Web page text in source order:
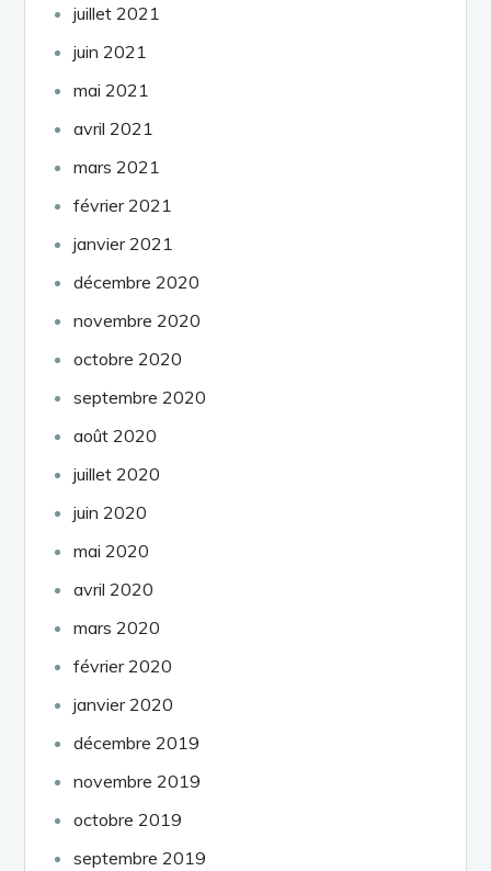
juillet 2021
juin 2021
mai 2021
avril 2021
mars 2021
février 2021
janvier 2021
décembre 2020
novembre 2020
octobre 2020
septembre 2020
août 2020
juillet 2020
juin 2020
mai 2020
avril 2020
mars 2020
février 2020
janvier 2020
décembre 2019
novembre 2019
octobre 2019
septembre 2019